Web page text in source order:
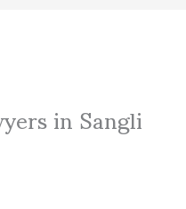
in Sangli